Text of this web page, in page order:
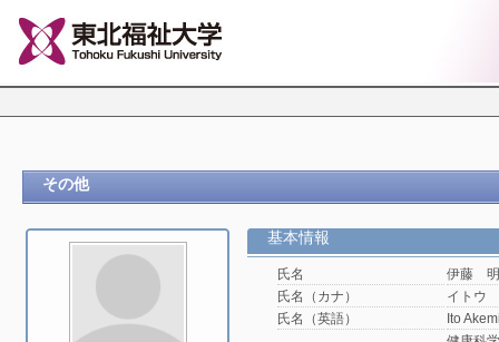
その他
基本情報
氏名
伊藤
氏名（カナ）
イトウ
氏名（英語）
Ito